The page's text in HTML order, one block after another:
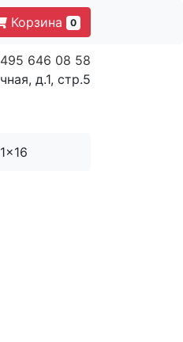
Корзина 0
646 08 58
д.1, стр.5